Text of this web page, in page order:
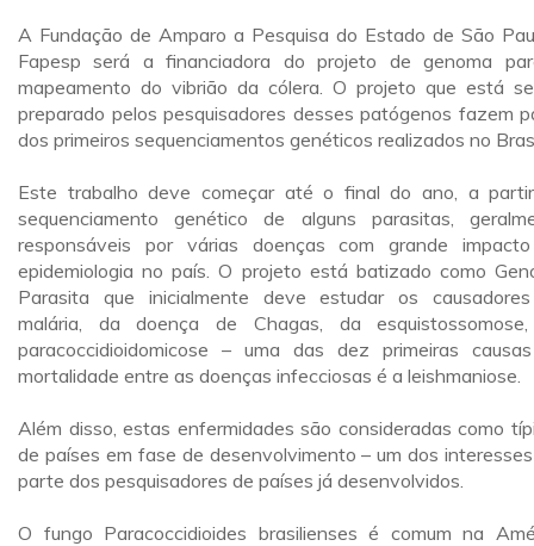
A Fundação de Amparo a Pesquisa do Estado de São
Fapesp será a financiadora do projeto de genoma
mapeamento do vibrião da cólera. O projeto que está
preparado pelos pesquisadores desses patógenos fazem
dos primeiros sequenciamentos genéticos realizados no
Este trabalho deve começar até o final do ano, a
sequenciamento genético de alguns parasitas,
responsáveis por várias doenças com grande
epidemiologia no país. O projeto está batizado como
Parasita que inicialmente deve estudar os
malária, da doença de Chagas, da
paracoccidioidomicose – uma das dez primeiras
mortalidade entre as doenças infecciosas é a leishmaniose.
Além disso, estas enfermidades são consideradas como
de países em fase de desenvolvimento – um dos
parte dos pesquisadores de países já desenvolvidos.
O fungo Paracoccidioides brasilienses é comum na